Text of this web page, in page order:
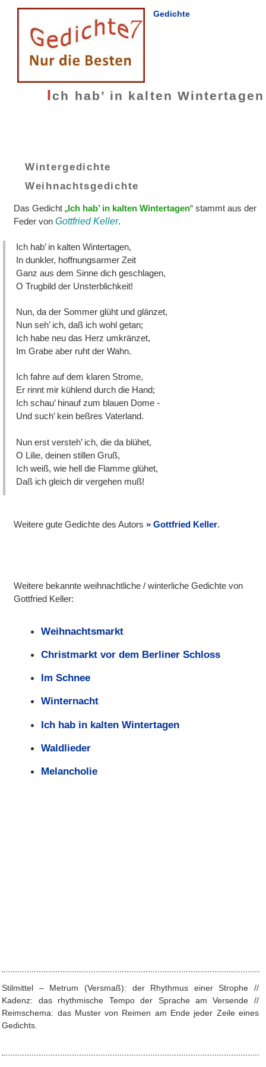
Gedichte
Ich hab’ in kalten Wintertagen
Wintergedichte
Weihnachtsgedichte
Das Gedicht „Ich hab’ in kalten Wintertagen“ stammt aus der
Feder vonGottfried Keller.
Ich hab’ in kalten Wintertagen,
In dunkler, hoffnungsarmer Zeit
Ganz aus dem Sinne dich geschlagen,
O Trugbild der Unsterblichkeit!
Nun, da der Sommer glüht und glänzet,
Nun seh’ ich, daß ich wohl getan;
Ich habe neu das Herz umkränzet,
Im Grabe aber ruht der Wahn.
Ich fahre auf dem klaren Strome,
Er rinnt mir kühlend durch die Hand;
Ich schau’ hinauf zum blauen Dome -
Und such’ kein beßres Vaterland.
Nun erst versteh’ ich, die da blühet,
O Lilie, deinen stillen Gruß,
Ich weiß, wie hell die Flamme glühet,
Daß ich gleich dir vergehen muß!
Weitere gute Gedichte des Autors Gottfried Keller.
Weitere bekannte weihnachtliche / winterliche Gedichte von
Gottfried Keller:
Weihnachtsmarkt
Christmarkt vor dem Berliner Schloss
Im Schnee
Winternacht
Ich hab in kalten Wintertagen
Waldlieder
Melancholie
Stilmittel – Metrum (Versmaß): der Rhythmus einer Strophe //
Kadenz: das rhythmische Tempo der Sprache am Versende //
Reimschema: das Muster von Reimen am Ende jeder Zeile eines
Gedichts.